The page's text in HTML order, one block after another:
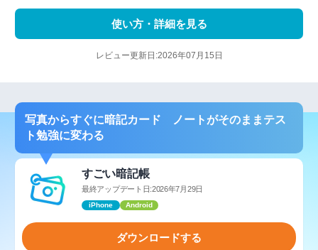
使い方・詳細を見る
レビュー更新日:2026年07月15日
写真からすぐに暗記カード ノートがそのままテス
ト勉強に変わる
すごい暗記帳
最終アップデート日:2026年7月29日
iPhone Android
ダウンロードする